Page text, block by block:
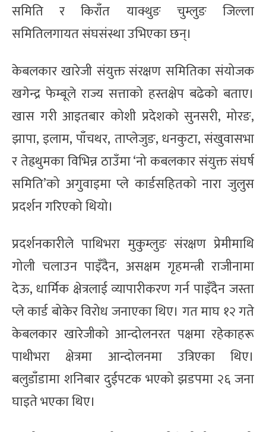
समिति र किराँत याक्थुङ चुम्लुङ जिल्ला
समितिलगायत संघसंस्था उभिएका छन्।
केबलकार खारेजी संयुक्त संरक्षण समितिका संयोजक
खगेन्द्र फेम्बूले राज्य सत्ताको हस्तक्षेप बढेको बताए।
खास गरी आइतबार कोशी प्रदेशको सुनसरी, मोरङ,
झापा, इलाम, पाँचथर, ताप्लेजुङ, धनकुटा, संखुवासभा
र तेह्रथुमका विभिन्न ठाउँमा ‘नो कबलकार संयुक्त संघर्ष
समिति’को अगुवाइमा प्ले कार्डसहितको नारा जुलुस
प्रदर्शन गरिएको थियो।
प्रदर्शनकारीले पाथिभरा मुकुम्लुङ संरक्षण प्रेमीमाथि
गोली चलाउन पाइँदैन, असक्षम गृहमन्त्री राजीनामा
देऊ, धार्मिक क्षेत्रलाई व्यापारीकरण गर्न पाइँदैन जस्ता
प्ले कार्ड बोकेर विरोध जनाएका थिए। गत माघ १२ गते
केबलकार खारेजीको आन्दोलनरत पक्षमा रहेकाहरू
पाथीभरा क्षेत्रमा आन्दोलनमा उत्रिएका थिए।
बलुडाँडामा शनिबार दुईपटक भएको झडपमा २६ जना
घाइते भएका थिए।